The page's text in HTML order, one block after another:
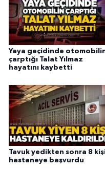
Yaya geçidinde
çarptığı Talat Yılmaz
hayatını kaybetti
Tavuk yedikten sonra 8
hastaneye başvurdu